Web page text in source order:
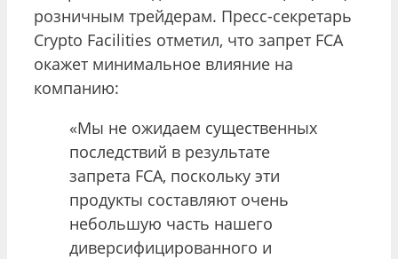
розничным трейдерам. Пресс-секретарь
Crypto Facilities отметил, что запрет FCA
окажет минимальное влияние на
компанию:
«Мы не ожидаем существенных
последствий в результате
запрета FCA, поскольку эти
продукты составляют очень
небольшую часть нашего
диверсифицированного и